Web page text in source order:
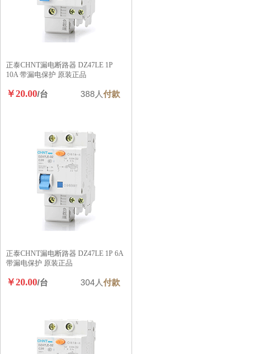
正泰CHNT漏电断路器 DZ47LE 1P
10A 带漏电保护 原装正品
￥20.00/台 388人付款
正泰CHNT漏电断路器 DZ47LE 1P 6A
带漏电保护 原装正品
￥20.00/台 304人付款